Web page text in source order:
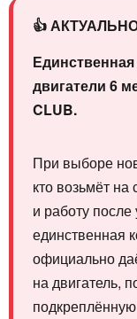
👍
двигатели 6
CLUB.
При выборе
кто возьмёт на
и работу
единственная
официально
на двигатель,